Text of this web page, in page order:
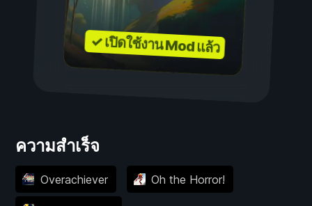
✓ เปิดใช้งาน Mod แล้ว
ความสำเร็จ
Overachiever Oh the Horror!